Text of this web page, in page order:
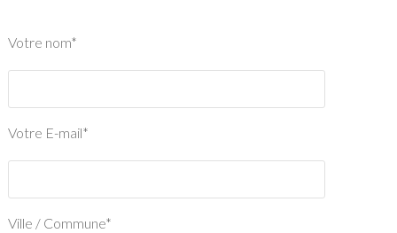
Votre nom*
Votre E-mail*
Ville / Commune*